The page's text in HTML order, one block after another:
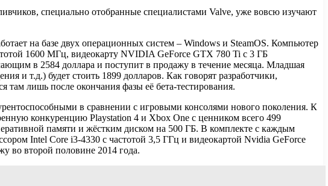
специально отобранные специалистами Valve, уже вовсю изучают
на базе двух операционных систем – Windows и SteamOS. Компьютер
1600 МГц, видеокарту NVIDIA GeForce GTX 780 Ti с 3 ГБ
в 2584 доллара и поступит в продажу в течение месяца. Младшая
и т.д.) будет стоить 1899 долларов. Как говорят разработчики,
там лишь после окончания фазы её бета-тестирования.
в сравнении с игровыми консолями нового поколения. К
конкуренцию Playstation 4 и Xbox One с ценником всего 499
памяти и жёстким диском на 500 ГБ. В комплекте с каждым
Intel Core i3-4330 с частотой 3,5 ГГц и видеокартой Nvidia GeForce
во второй половине 2014 года.